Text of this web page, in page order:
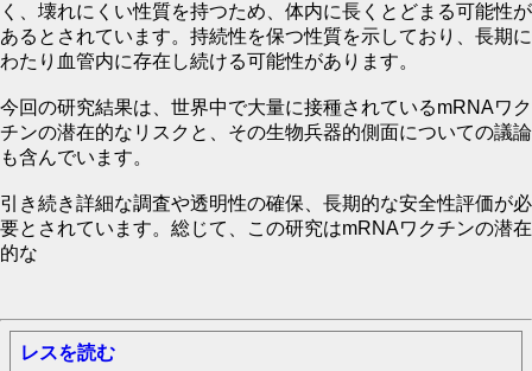
く、壊れにくい性質を持つため、体内に長くとどまる可能性が
あるとされています。持続性を保つ性質を示しており、長期に
わたり血管内に存在し続ける可能性があります。
今回の研究結果は、世界中で大量に接種されているmRNAワク
チンの潜在的なリスクと、その生物兵器的側面についての議論
も含んでいます。
引き続き詳細な調査や透明性の確保、長期的な安全性評価が必
要とされています。総じて、この研究はmRNAワクチンの潜在
的な
レスを読む